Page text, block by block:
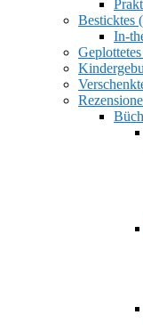
Besticktes
In-